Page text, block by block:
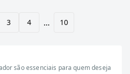
3 4 ... 10
são essenciais para quem deseja